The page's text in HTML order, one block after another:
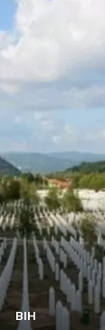
BIH